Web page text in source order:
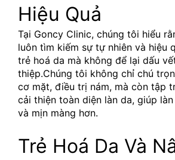
Hiệu Quả
Tại Goncy Clinic, chúng tôi hiểu
luôn tìm kiếm sự tự nhiên và hiệu
trẻ hoá da mà không để lại dấu
thiệp.Chúng tôi không chỉ chú
cơ mặt, điều trị nám, mà còn tập
cải thiện toàn diện làn da, giúp
và mịn màng hơn.
Trẻ Hoá Da Và